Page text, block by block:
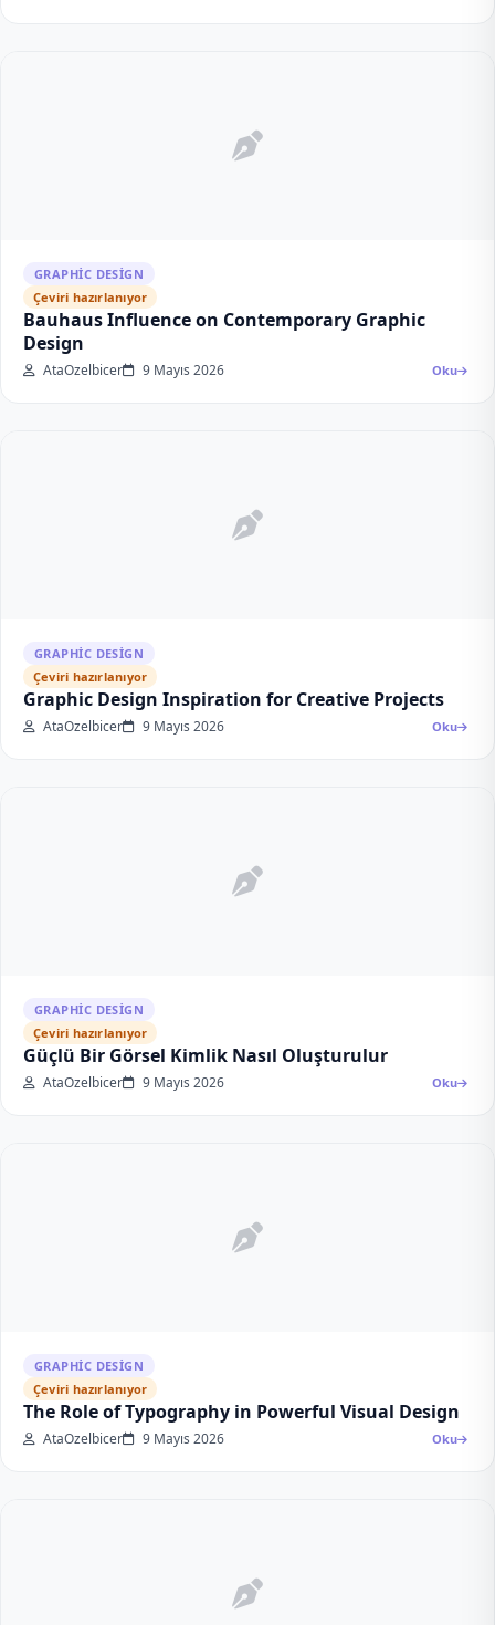
GRAPHIC DESIGN
Çeviri hazırlanıyor
Bauhaus Influence on Contemporary Graphic
Design
AtaOzelbicer 9 Mayıs 2026 Oku
GRAPHIC DESIGN
Çeviri hazırlanıyor
Graphic Design Inspiration for Creative Projects
AtaOzelbicer 9 Mayıs 2026 Oku
GRAPHIC DESIGN
Çeviri hazırlanıyor
Güçlü Bir Görsel Kimlik Nasıl Oluşturulur
AtaOzelbicer 9 Mayıs 2026 Oku
GRAPHIC DESIGN
Çeviri hazırlanıyor
The Role of Typography in Powerful Visual Design
AtaOzelbicer 9 Mayıs 2026 Oku